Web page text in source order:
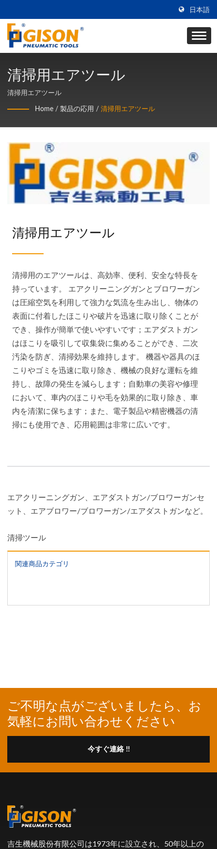
日本語
清掃用エアツール
清掃用エアツール
Home / 製品の応用 / 清掃用エアツール
清掃用エアツール
清掃用のエアツールは、高効率、便利、安全な特長を
持っています。 エアクリーニングガンとブロワーガン
は圧縮空気を利用して強力な気流を生み出し、物体の
表面に付着したほこりや破片を迅速に取り除くことが
でき、操作が簡単で使いやすいです；エアダストガン
はほこりを吸引して収集袋に集めることができ、二次
汚染を防ぎ、清掃効果を維持します。 機器や器具のほ
こりやゴミを迅速に取り除き、機械の良好な運転を維
持し、故障の発生を減らします；自動車の美容や修理
において、車内のほこりや毛を効果的に取り除き、車
内を清潔に保ちます；また、電子製品や精密機器の清
掃にも使用でき、応用範囲は非常に広いです。
エアクリーニングガン、エアダストガン/ブロワーガンセ
ット、エアブロワー/ブロワーガン/エアダストガンなど。
清掃ツール
関連商品カテゴリ
ご不明な点がございましたら、お
気軽にお問い合わせください
今すぐ連絡 !!
吉生機械股份有限公司は1973年に設立され、50年以上の